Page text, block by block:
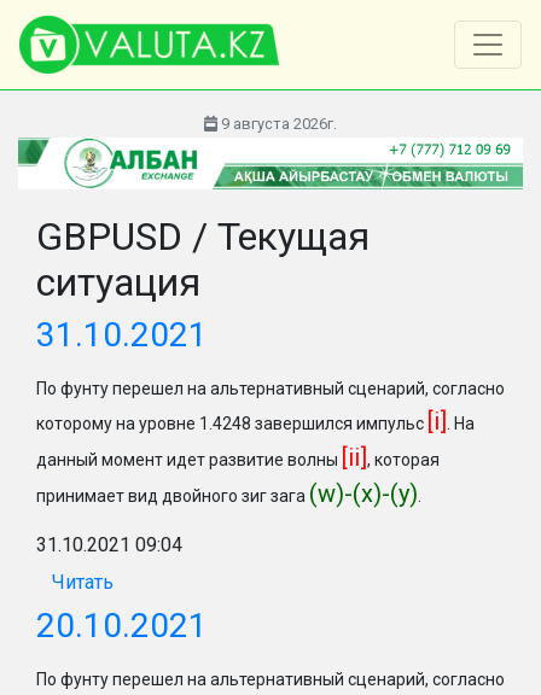
9 августа 2026г.
GBPUSD / Текущая
ситуация
31.10.2021
По фунту перешел на альтернативный сценарий, согласно
которому на уровне 1.4248 завершился импульс [i]. На
данный момент идет развитие волны [ii], которая
принимает вид двойного зиг зага (w)-(x)-(y).
31.10.2021 09:04
Читать
20.10.2021
По фунту перешел на альтернативный сценарий, согласно